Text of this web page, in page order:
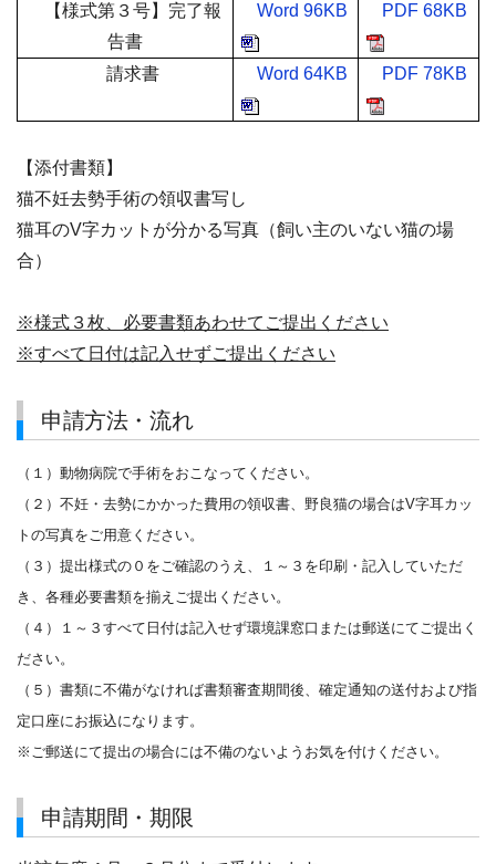
【様式第３号】完了報
告書
Word 96KB PDF 68KB
請求書 Word 64KB PDF 78KB
【添付書類】
猫不妊去勢手術の領収書写し
猫耳のV字カットが分かる写真（飼い主のいない猫の場
合）
※様式３枚、必要書類あわせてご提出ください
※すべて日付は記入せずご提出ください
申請方法・流れ
（１）動物病院で手術をおこなってください。
（２）不妊・去勢にかかった費用の領収書、野良猫の場合はV字耳カッ
トの写真をご用意ください。
（３）提出様式の０をご確認のうえ、１～３を印刷・記入していただ
き、各種必要書類を揃えご提出ください。
（４）１～３すべて日付は記入せず環境課窓口または郵送にてご提出く
ださい。
（５）書類に不備がなければ書類審査期間後、確定通知の送付および指
定口座にお振込になります。
※ご郵送にて提出の場合には不備のないようお気を付けください。
申請期間・期限